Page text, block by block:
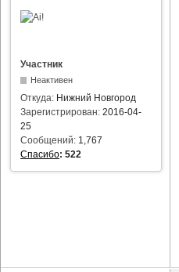
Участник
Неактивен
Откуда: Нижний Новгород
Зарегистрирован: 2016-04-
25
Сообщений: 1,767
Спасибо: 522